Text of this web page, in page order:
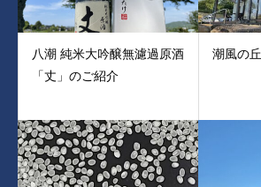
八潮 純米大吟醸無濾過原酒
「丈」のご紹介
潮風の